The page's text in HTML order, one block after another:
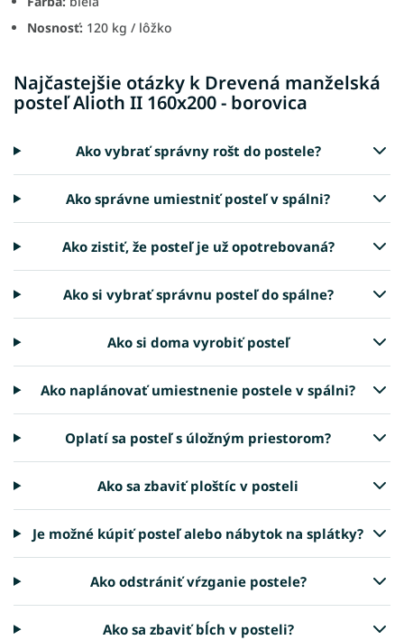
Nosnosť: 120 kg / lôžko
Najčastejšie otázky k Drevená manželská
posteľ Alioth II 160x200 - borovica
Ako vybrať správny rošt do postele?
Ako správne umiestniť posteľ v spálni?
Ako zistiť, že posteľ je už opotrebovaná?
Ako si vybrať správnu posteľ do spálne?
Ako si doma vyrobiť posteľ
Ako naplánovať umiestnenie postele v spálni?
Oplatí sa posteľ s úložným priestorom?
Ako sa zbaviť ploštíc v posteli
Je možné kúpiť posteľ alebo nábytok na splátky?
Ako odstrániť vŕzganie postele?
Ako sa zbaviť bĺch v posteli?